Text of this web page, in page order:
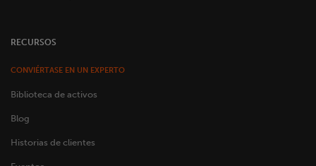
RECURSOS
CONVIÉRTASE EN UN EXPERTO
Biblioteca de activos
Blog
Historias de clientes